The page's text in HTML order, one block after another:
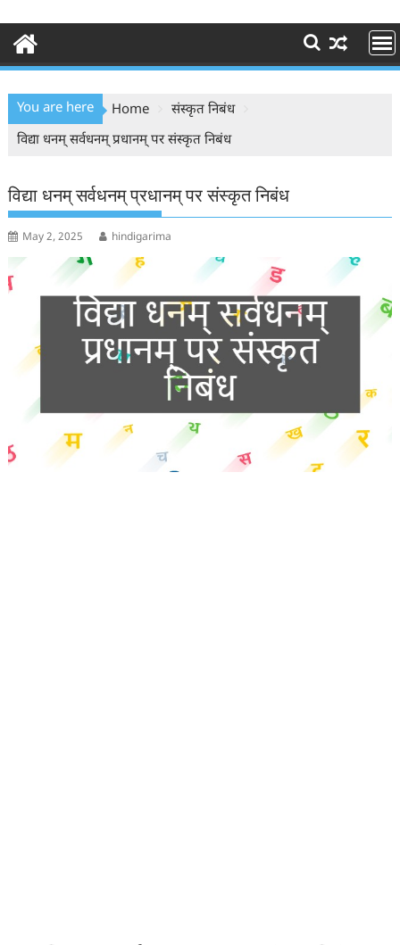
You are here Home
संस्कृत निबंध
विद्या धनम् सर्वधनम् प्रधानम् पर संस्कृत निबंध
विद्या धनम् सर्वधनम् प्रधानम् पर संस्कृत निबंध
May 2, 2025 hindigarima